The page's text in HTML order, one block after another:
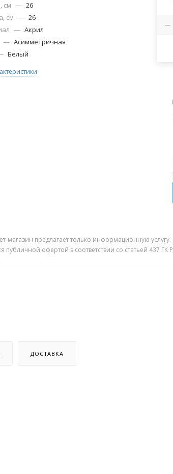
см — 26
см — 26
— Акрил
— Асимметричная
Белый
магазин предлагает только информационную
публичной офертой в соответствии со статьей 437
ДОСТАВКА